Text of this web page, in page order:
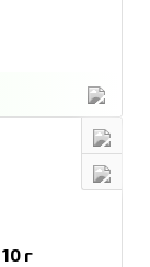
10 г